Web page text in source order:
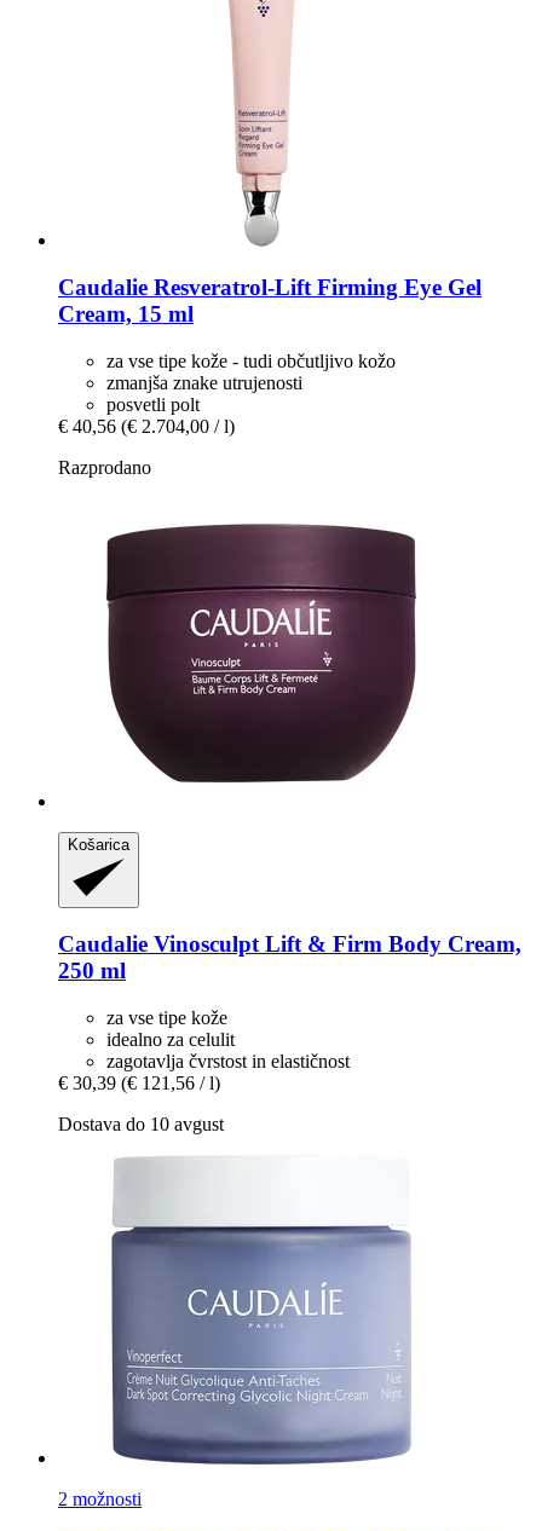
Caudalie Resveratrol-​Lift Firming Eye Gel
Cream, 15 ml
za vse tipe kože - tudi občutljivo kožo
zmanjša znake utrujenosti
posvetli polt
€ 40,56 (€ 2.704,00 / l)
Razprodano
Košarica
Caudalie Vinosculpt Lift & Firm Body Cream,
250 ml
za vse tipe kože
idealno za celulit
zagotavlja čvrstost in elastičnost
€ 30,39 (€ 121,56 / l)
Dostava do 10 avgust
2 možnosti